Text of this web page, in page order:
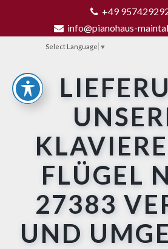
+49
info@pianohaus-
Select Language ▼
FLÜGEL
27383
UND